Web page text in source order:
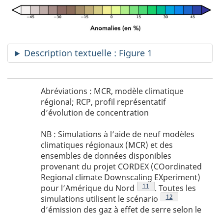
Description textuelle : Figure 1
N
o
t
s
d
e
l
a
f
i
abréviations
Abréviations : MCR, modèle climatique
régional; RCP, profil représentatif
d’évolution de concentration
NB : Simulations à l’aide de neuf modèles
climatiques régionaux (MCR) et des
ensembles de données disponibles
provenant du projet CORDEX (COordinated
Regional climate Downscaling EXperiment)
pour l’Amérique du Nord Note de bas de page
11 . Toutes les
simulations utilisent lescénario Note de bas de
12
d’émission des gaz à effet de serre selon le